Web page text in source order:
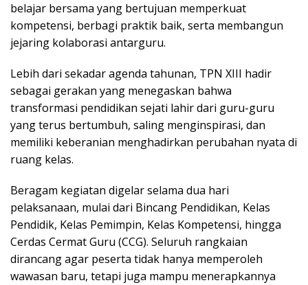
belajar bersama yang bertujuan memperkuat
kompetensi, berbagi praktik baik, serta membangun
jejaring kolaborasi antarguru.
Lebih dari sekadar agenda tahunan, TPN XIII hadir
sebagai gerakan yang menegaskan bahwa
transformasi pendidikan sejati lahir dari guru-guru
yang terus bertumbuh, saling menginspirasi, dan
memiliki keberanian menghadirkan perubahan nyata di
ruang kelas.
Beragam kegiatan digelar selama dua hari
pelaksanaan, mulai dari Bincang Pendidikan, Kelas
Pendidik, Kelas Pemimpin, Kelas Kompetensi, hingga
Cerdas Cermat Guru (CCG). Seluruh rangkaian
dirancang agar peserta tidak hanya memperoleh
wawasan baru, tetapi juga mampu menerapkannya